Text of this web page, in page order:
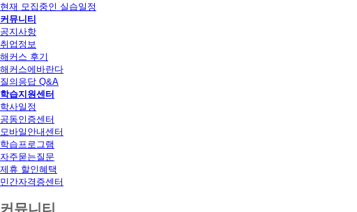
현재 모집중인 실습일정
커뮤니티
공지사항
취업정보
해커스 후기
해커스에바란다
질의응답 Q&A
학습지원센터
학사일정
공동인증센터
모바일안내센터
학습프로그램
자주묻는질문
제휴 할인혜택
민간자격증센터
커뮤니티